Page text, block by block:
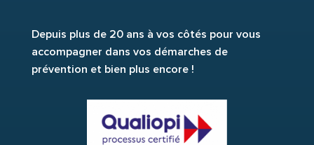
Depuis plus de 20 ans à vos côtés pour vous
accompagner dans vos démarches de
prévention et bien plus encore !